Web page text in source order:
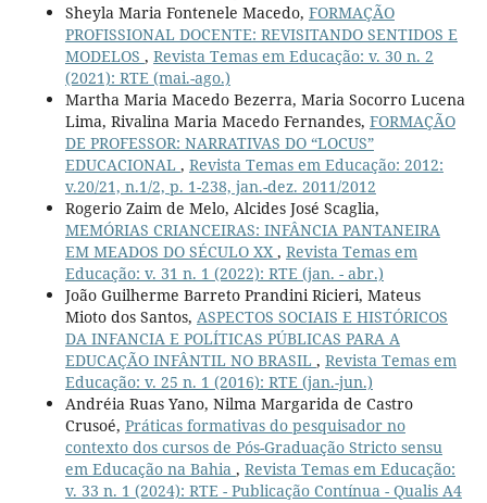
Sheyla Maria Fontenele Macedo, FORMAÇÃO
PROFISSIONAL DOCENTE: REVISITANDO SENTIDOS E
MODELOS , Revista Temas em Educação: v. 30 n. 2
(2021): RTE (mai.-ago.)
Martha Maria Macedo Bezerra, Maria Socorro Lucena
Lima, Rivalina Maria Macedo Fernandes, FORMAÇÃO
DE PROFESSOR: NARRATIVAS DO “LOCUS”
EDUCACIONAL , Revista Temas em Educação: 2012:
v.20/21, n.1/2, p. 1-238, jan.-dez. 2011/2012
Rogerio Zaim de Melo, Alcides José Scaglia,
MEMÓRIAS CRIANCEIRAS: INFÂNCIA PANTANEIRA
EM MEADOS DO SÉCULO XX , Revista Temas em
Educação: v. 31 n. 1 (2022): RTE (jan. - abr.)
João Guilherme Barreto Prandini Ricieri, Mateus
Mioto dos Santos, ASPECTOS SOCIAIS E HISTÓRICOS
DA INFANCIA E POLÍTICAS PÚBLICAS PARA A
EDUCAÇÃO INFÂNTIL NO BRASIL , Revista Temas em
Educação: v. 25 n. 1 (2016): RTE (jan.-jun.)
Andréia Ruas Yano, Nilma Margarida de Castro
Crusoé, Práticas formativas do pesquisador no
contexto dos cursos de Pós-Graduação Stricto sensu
em Educação na Bahia , Revista Temas em Educação:
v. 33 n. 1 (2024): RTE - Publicação Contínua - Qualis A4